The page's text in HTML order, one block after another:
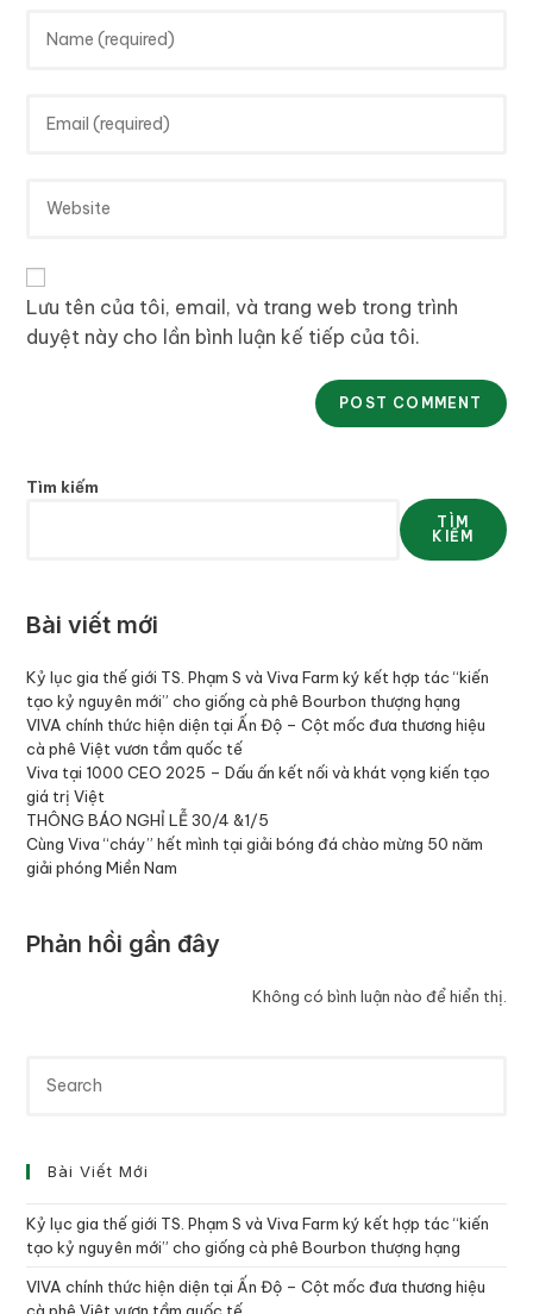
Lưu tên của tôi, email, và trang web trong trình
duyệt này cho lần bình luận kế tiếp của tôi.
Tìm kiếm
TÌM
KIẾM
Bài viết mới
Kỷ lục gia thế giới TS. Phạm S và Viva Farm ký kết hợp tác “kiến
tạo kỷ nguyên mới” cho giống cà phê Bourbon thượng hạng
VIVA chính thức hiện diện tại Ấn Độ – Cột mốc đưa thương hiệu
cà phê Việt vươn tầm quốc tế
Viva tại 1000 CEO 2025 – Dấu ấn kết nối và khát vọng kiến tạo
giá trị Việt
THÔNG BÁO NGHỈ LỄ 30/4 &1/5
Cùng Viva “cháy” hết mình tại giải bóng đá chào mừng 50 năm
giải phóng Miền Nam
Phản hồi gần đây
Không có bình luận nào để hiển thị.
Bài Viết Mới
Kỷ lục gia thế giới TS. Phạm S và Viva Farm ký kết hợp tác “kiến
tạo kỷ nguyên mới” cho giống cà phê Bourbon thượng hạng
VIVA chính thức hiện diện tại Ấn Độ – Cột mốc đưa thương hiệu